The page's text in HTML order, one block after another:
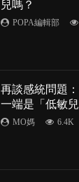
兒嗎？
POPA編輯部
再談感統問題
一端是「低敏兒
MO媽 6.4K